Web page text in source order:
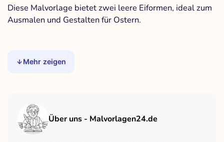
Diese Malvorlage bietet zwei leere Eiformen, ideal zum
Ausmalen und Gestalten für Ostern.
Mehr zeigen
Über uns - Malvorlagen24.de